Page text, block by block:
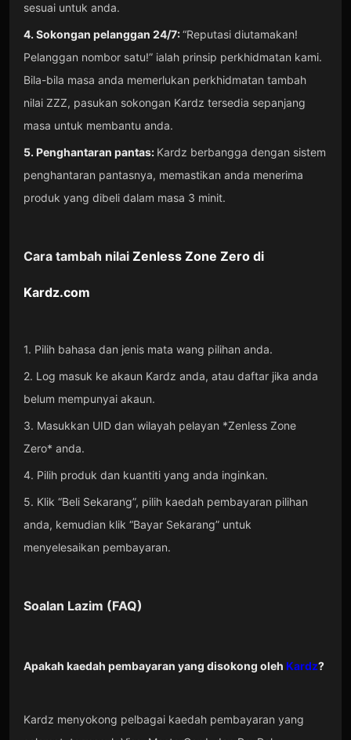
sesuai untuk anda.
4. Sokongan pelanggan 24/7:“Reputasi diutamakan!
Pelanggan nombor satu!” ialah prinsip perkhidmatan kami.
Bila-bila masa anda memerlukan perkhidmatan tambah
nilai ZZZ, pasukan sokongan Kardz tersedia sepanjang
masa untuk membantu anda.
5. Penghantaran pantas: Kardz berbangga dengan sistem
penghantaran pantasnya, memastikan anda menerima
produk yang dibeli dalam masa 3 minit.
Cara tambah nilai Zenless Zone Zerodi
Kardz.com
1. Pilih bahasa dan jenis mata wang pilihan anda.
2. Log masuk ke akaun Kardz anda, atau daftar jika anda
belum mempunyai akaun.
3. Masukkan UID dan wilayah pelayan *Zenless Zone
Zero* anda.
4. Pilih produk dan kuantiti yang anda inginkan.
5. Klik “Beli Sekarang”, pilih kaedah pembayaran pilihan
anda, kemudian klik “Bayar Sekarang” untuk
menyelesaikan pembayaran.
Soalan Lazim (FAQ)
Apakah kaedah pembayaran yang disokong oleh Kardz?
Kardz menyokong pelbagai kaedah pembayaran yang